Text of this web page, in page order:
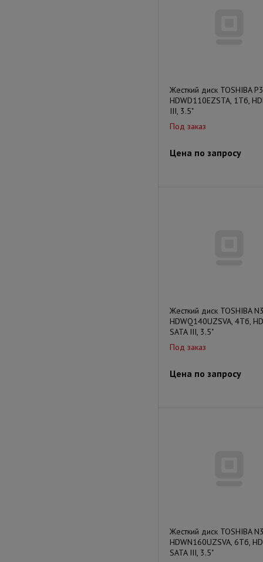
Жесткий диск TOSHIBA
HDWD110EZSTA, 1Тб,
III, 3.5"
Под заказ
Цена по запросу
Жесткий диск TOSHIBA
HDWQ140UZSVA, 4Тб,
SATA III, 3.5"
Под заказ
Цена по запросу
Жесткий диск TOSHIBA
HDWN160UZSVA, 6Тб,
SATA III, 3.5"